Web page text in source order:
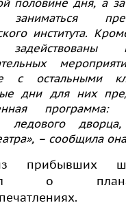
половине дня, а
института.
с остальными
дни для них
программа:
ледового дворца,
– сообщила
прибывших
о